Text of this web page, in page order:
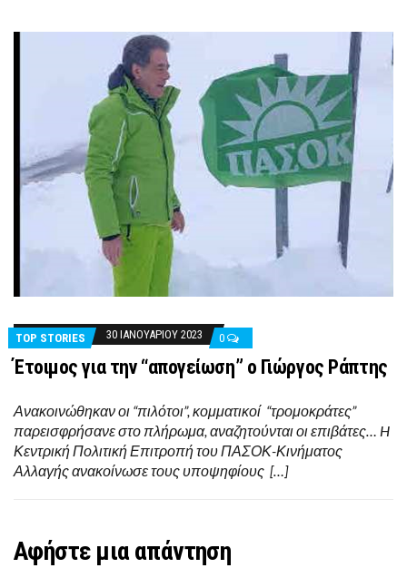
TOP STORIES 30 ΙΑΝΟΥΑΡΊΟΥ 2023 0
Έτοιμος για την “απογείωση” ο Γιώργος Ράπτης
Ανακοινώθηκαν οι “πιλότοι”, κομματικοί “τρομοκράτες”
παρεισφρήσανε στο πλήρωμα, αναζητούνται οι επιβάτες… H
Κεντρική Πολιτική Επιτροπή του ΠΑΣΟΚ-Κινήματος
Αλλαγής ανακοίνωσε τους υποψηφίους […]
Αφήστε μια απάντηση